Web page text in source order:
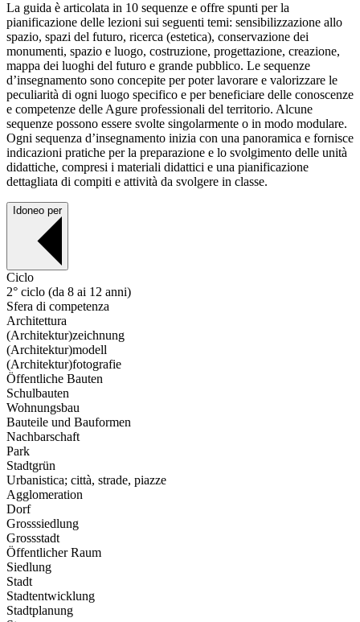
La guida è articolata in 10 sequenze e offre spunti per la
pianificazione delle lezioni sui seguenti temi: sensibilizzazione allo
spazio, spazi del futuro, ricerca (estetica), conservazione dei
monumenti, spazio e luogo, costruzione, progettazione, creazione,
mappa dei luoghi del futuro e grande pubblico. Le sequenze
d’insegnamento sono concepite per poter lavorare e valorizzare le
peculiarità di ogni luogo specifico e per beneficiare delle conoscenze
e competenze delle Agure professionali del territorio. Alcune
sequenze possono essere svolte singolarmente o in modo modulare.
Ogni sequenza d’insegnamento inizia con una panoramica e fornisce
indicazioni pratiche per la preparazione e lo svolgimento delle unità
didattiche, compresi i materiali didattici e una pianificazione
dettagliata di compiti e attività da svolgere in classe.
Idoneo per
Ciclo
2° ciclo (da 8 ai 12 anni)
Sfera di competenza
Architettura
(Architektur)zeichnung
(Architektur)modell
(Architektur)fotografie
Öffentliche Bauten
Schulbauten
Wohnungsbau
Bauteile und Bauformen
Nachbarschaft
Park
Stadtgrün
Urbanistica; città, strade, piazze
Agglomeration
Dorf
Grosssiedlung
Grossstadt
Öffentlicher Raum
Siedlung
Stadt
Stadtentwicklung
Stadtplanung